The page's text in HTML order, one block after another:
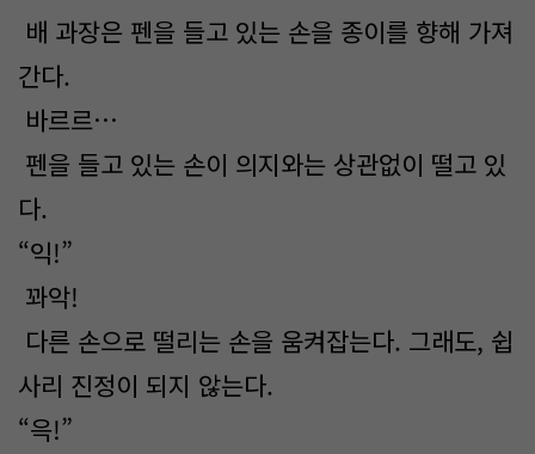
배 과장은 펜을 들고 있는 손을 종이를 향해 가져
간다.
바르르…
펜을 들고 있는 손이 의지와는 상관없이 떨고 있
다.
“익!”
꽈악!
다른 손으로 떨리는 손을 움켜잡는다. 그래도, 쉽
사리 진정이 되지 않는다.
“윽!”